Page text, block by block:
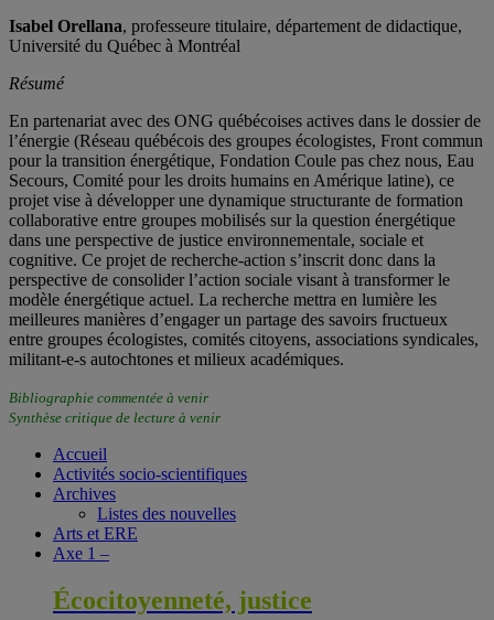
Isabel Orellana, professeure titulaire, département de didactique,
Université du Québec à Montréal
Résumé
En partenariat avec des ONG québécoises actives dans le dossier de
l’énergie (Réseau québécois des groupes écologistes, Front commun
pour la transition énergétique, Fondation Coule pas chez nous, Eau
Secours, Comité pour les droits humains en Amérique latine), ce
projet vise à développer une dynamique structurante de formation
collaborative entre groupes mobilisés sur la question énergétique
dans une perspective de justice environnementale, sociale et
cognitive. Ce projet de recherche-action s’inscrit donc dans la
perspective de consolider l’action sociale visant à transformer le
modèle énergétique actuel. La recherche mettra en lumière les
meilleures manières d’engager un partage des savoirs fructueux
entre groupes écologistes, comités citoyens, associations syndicales,
militant-e-s autochtones et milieux académiques.
Bibliographie commentée à venir
Synthèse critique de lecture à venir
Accueil
Activités socio-scientifiques
Archives
Listes des nouvelles
Arts et ERE
Axe 1 –
Écocitoyenneté, justice